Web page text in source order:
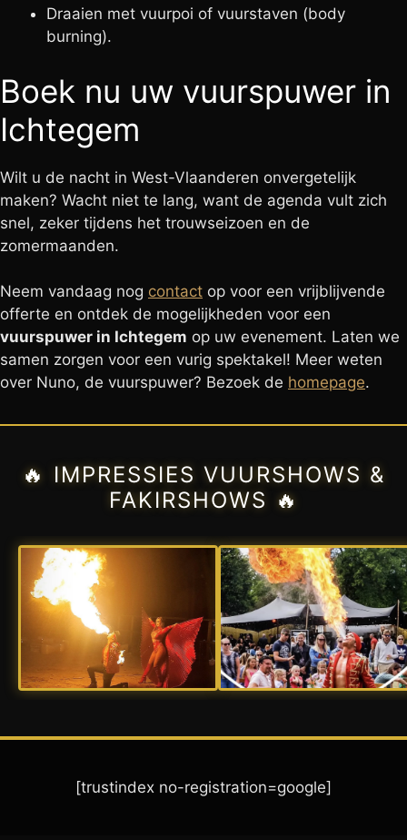
Draaien met vuurpoi of vuurstaven (body
burning).
Boek nu uw vuurspuwer in
Ichtegem
Wilt u de nacht in West-Vlaanderen onvergetelijk
maken? Wacht niet te lang, want de agenda vult zich
snel, zeker tijdens het trouwseizoen en de
zomermaanden.
Neem vandaag nog contact op voor een vrijblijvende
offerte en ontdek de mogelijkheden voor een
vuurspuwer in Ichtegem op uw evenement. Laten we
samen zorgen voor een vurig spektakel! Meer weten
over Nuno, de vuurspuwer? Bezoek de homepage.
🔥 IMPRESSIES VUURSHOWS &
FAKIRSHOWS 🔥
[trustindex no-registration=google]